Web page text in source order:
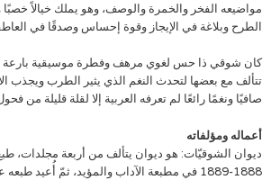
مواضيعه الفخر والخمرة والوصف، وهو يملك خيالاً خصبًا
الطرح وبلاغة في الإيجاز وقوة إحساس وصدقًا في
كان شوقي ذا حس لغوي مرهف وفطرة موسيقية بارعة في
تتألف مع بعضها لتحدث النغم الذي يثير الطرب ويجذب
صافيًا ونغمًا رائعًا لم تعرفه العربية إلا لقلة قليلة من
أعماله ومؤلفاته
ديوان الشوقيّات: هو ديوان يتألف من أربعة مجلدات،